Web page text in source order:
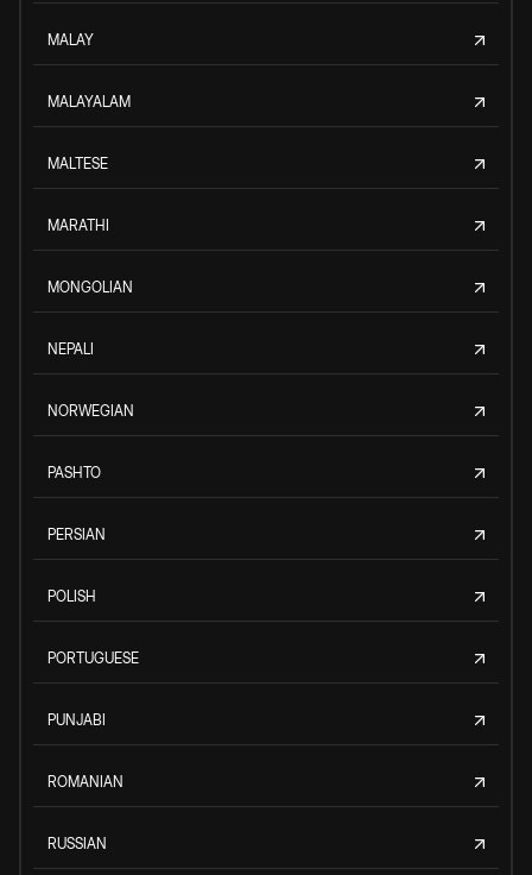
MALAY
MALAYALAM
MALTESE
MARATHI
MONGOLIAN
NEPALI
NORWEGIAN
PASHTO
PERSIAN
POLISH
PORTUGUESE
PUNJABI
ROMANIAN
RUSSIAN